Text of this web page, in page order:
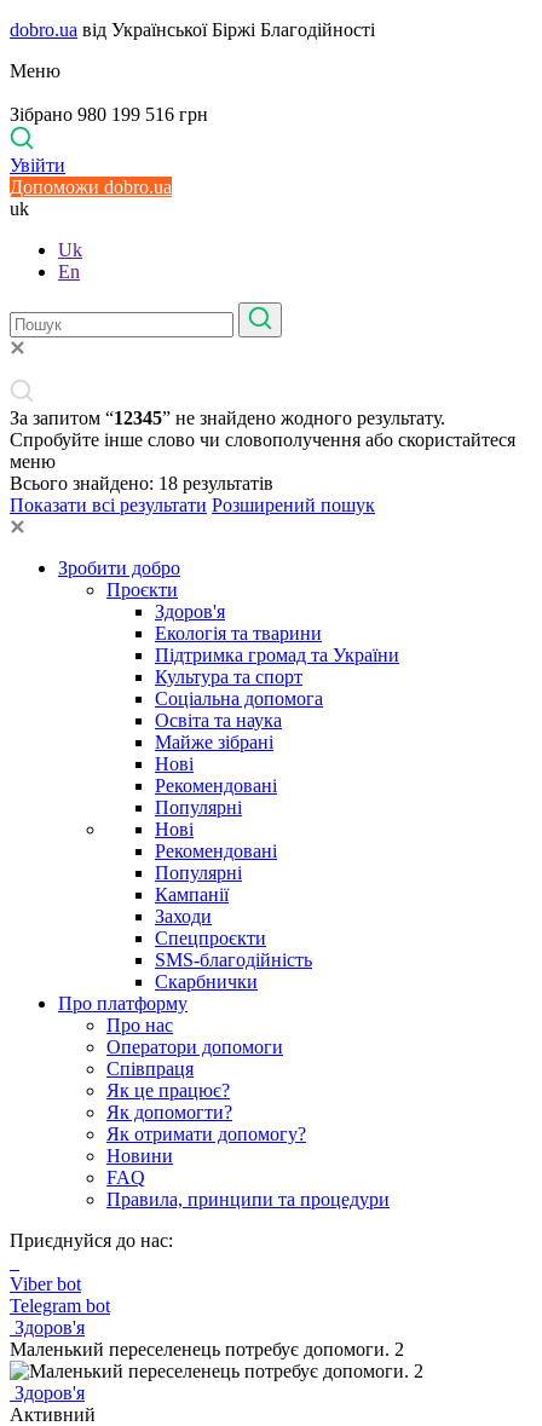
dobro.ua від Української Біржі Благодійності
Меню
Зібрано 980 199 516 грн
Увійти
Допоможи dobro.ua
uk
Uk
En
За запитом “12345” не знайдено жодного результату.
Спробуйте інше слово чи словополучення або скористайтеся
меню
Всього знайдено: 18 результатів
Показати всі результати Розширений пошук
Зробити добро
Проєкти
Здоров'я
Екологія та тварини
Підтримка громад та України
Культура та спорт
Соціальна допомога
Освіта та наука
Майже зібрані
Нові
Рекомендовані
Популярні
Нові
Рекомендовані
Популярні
Кампанії
Заходи
Спецпроєкти
SMS-благодійність
Скарбнички
Про платформу
Про нас
Оператори допомоги
Співпраця
Як це працює?
Як допомогти?
Як отримати допомогу?
Новини
FAQ
Правила, принципи та процедури
Приєднуйся до нас:
Viber bot
Telegram bot
Здоров'я
Маленький переселенець потребує допомоги. 2
Здоров'я
Активний